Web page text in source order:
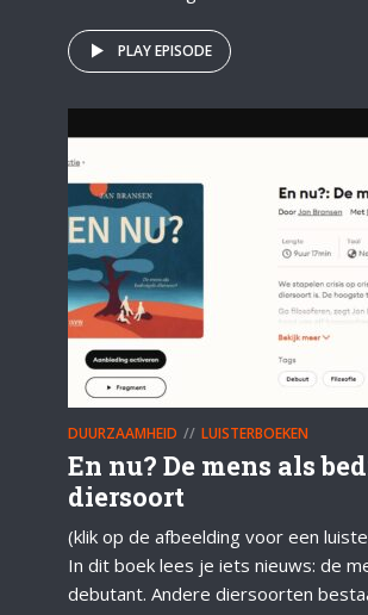
PLAY EPISODE
DUURZAAMHEID LUISTERBOEKEN
En nu? De mens als
diersoort
(klik op de afbeelding voor een
In dit boek lees je iets nieuws: de
debutant. Andere diersoorten